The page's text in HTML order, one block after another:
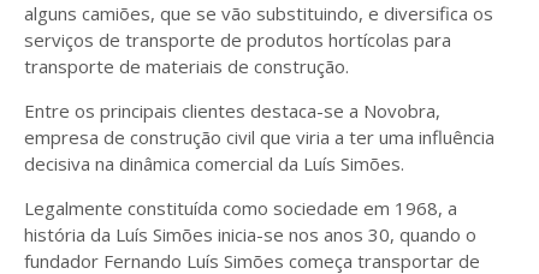
alguns camiões, que se vão substituindo, e diversifica os
serviços de transporte de produtos hortícolas para
transporte de materiais de construção.
Entre os principais clientes destaca-se a Novobra,
empresa de construção civil que viria a ter uma influência
decisiva na dinâmica comercial da Luís Simões.
Legalmente constituída como sociedade em 1968, a
história da Luís Simões inicia-se nos anos 30, quando o
fundador Fernando Luís Simões começa transportar de